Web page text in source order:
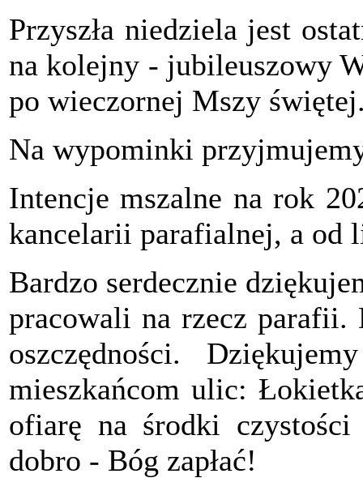
Przyszła niedziela jest
na kolejny - jubileuszowy
po wieczornej Mszy
Na wypominki
Intencje mszalne na rok
kancelarii parafialnej, a od
Bardzo serdecznie
pracowali na rzecz
oszczędności.
mieszkańcom ulic:
ofiarę na środki
dobro - Bóg zapłać!